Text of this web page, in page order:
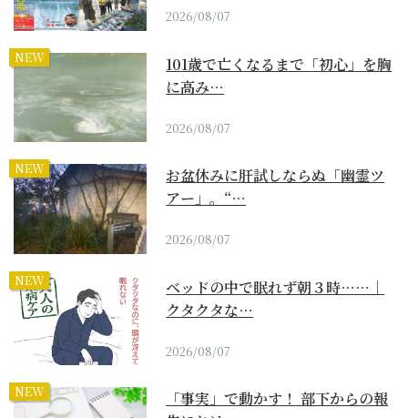
2026/08/07
NEW
101歳で亡くなるまで「初心」を胸
に高み…
2026/08/07
NEW
お盆休みに肝試しならぬ「幽霊ツ
アー」。“…
2026/08/07
NEW
ベッドの中で眠れず朝３時……｜
クタクタな…
2026/08/07
NEW
「事実」で動かす！ 部下からの報